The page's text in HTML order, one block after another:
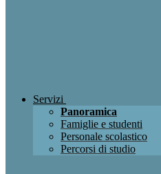
Servizi
Panoramica
Famiglie e studenti
Personale scolastico
Percorsi di studio